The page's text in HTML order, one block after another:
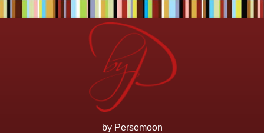
by Persemoon